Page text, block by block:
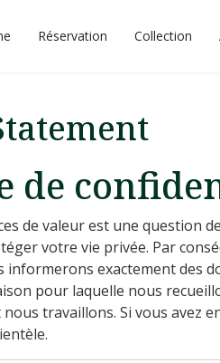
Réservation Collection
de
de valeur est une question
votre vie privée. Par
informerons exactement des
pour laquelle nous
travaillons. Si vous avez